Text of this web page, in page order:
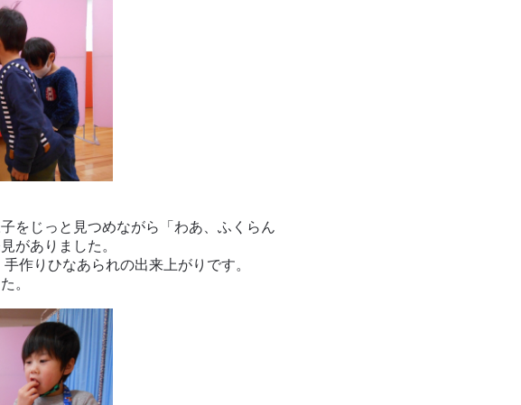
をじっと見つめながら「わあ、ふくらん
がありました。
作りひなあられの出来上がりです。
。